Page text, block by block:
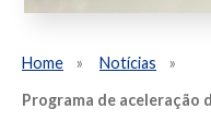
Home
Notícias
Programa de aceleração